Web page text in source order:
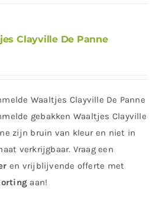
Clayville De Panne
Waaltjes Clayville De Panne
gebakken Waaltjes Clayville
zijn bruin van kleur en niet in
verkrijgbaar. Vraag een
en vrijblijvende offerte met
aan!